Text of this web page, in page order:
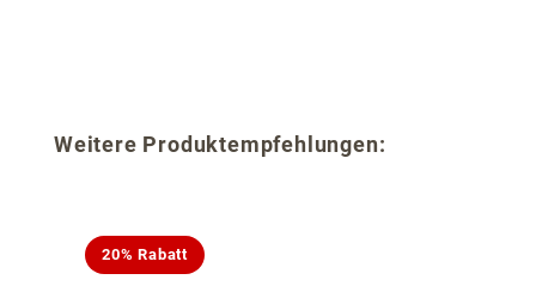
Produktgalerie überspringen
Weitere Produktempfehlungen:
20% Rabatt